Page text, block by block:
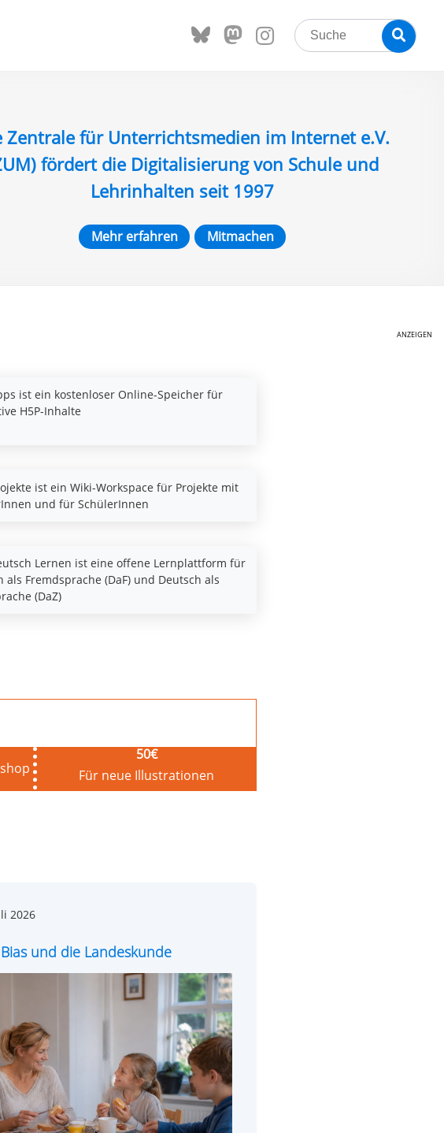
Search
for:
Zentrale für Unterrichtsmedien im Internet e.V.
fördert die Digitalisierung von Schule und
Lehrinhalten seit 1997
Mehr erfahren Mitmachen
ist ein kostenloser Online-Speicher für
H5P-Inhalte
ist ein Wiki-Workspace für Projekte mit
und für SchülerInnen
Lernen ist eine offene Lernplattform für
als Fremdsprache (DaF) und Deutsch als
(DaZ)
50€
Für neue Illustrationen
2026
und die Landeskunde
ANZEIGEN